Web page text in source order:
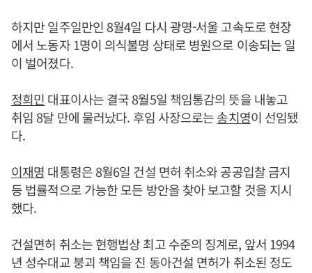
하지만 일주일만인 8월4일 다시 광명-서울 고속도로 현장
에서 노동자 1명이 의식불명 상태로 병원으로 이송되는 일
이 벌어졌다.
정희민 대표이사는 결국 8월5일 책임통감의 뜻을 내놓고
취임 8달 만에 물러났다. 후임 사장으로는송치영이 선임됐
다.
이재명 대통령은 8월6일 건설 면허 취소와 공공입찰 금지
등 법률적으로 가능한 모든 방안을 찾아 보고할 것을 지시
했다.
건설면허 취소는 현행법상 최고 수준의 징계로, 앞서 1994
년 성수대교 붕괴 책임을 진 동아건설 면허가 취소된 정도